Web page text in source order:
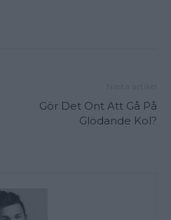
Gör Det Ont Att Gå På
Glödande Kol?